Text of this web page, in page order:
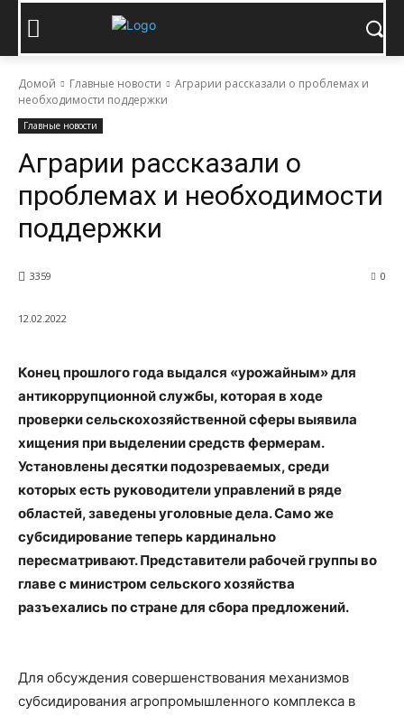
Домой Главные новости
Аграрии рассказали о проблемах и
необходимости поддержки
Главные новости
Аграрии рассказали о
проблемах и необходимости
поддержки
0
3359
12.02.2022
Конец прошлого года выдался «урожайным» для
антикоррупционной службы, которая в ходе
проверки сельскохозяйственной сферы выявила
хищения при выделении средств фермерам.
Установлены десятки подозреваемых, среди
которых есть руководители управлений в ряде
областей, заведены уголовные дела. Само же
субсидирование теперь кардинально
пересматривают. Представители рабочей группы во
главе с министром сельского хозяйства
разъехались по стране для сбора предложений.
Для обсуждения совершенствования механизмов
субсидирования агропромышленного комплекса в